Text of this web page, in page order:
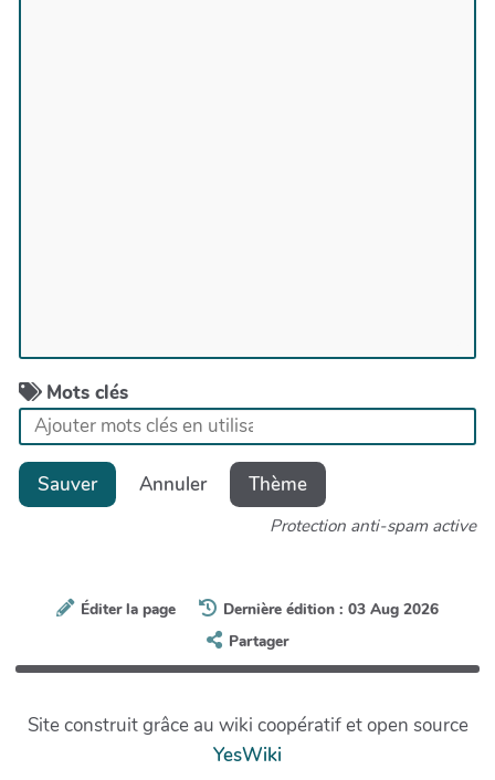
Mots clés
Sauver Annuler Thème
Protection anti-spam active
Éditer la page
Dernière édition : 03 Aug 2026
Partager
Site construit grâce au wiki coopératif et open source
YesWiki